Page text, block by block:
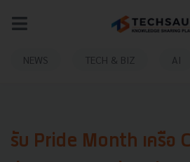
NEWS TECH & BIZ AI
รับ Pride Month เครือ